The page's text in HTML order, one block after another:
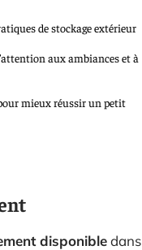
de stockage extérieur
aux ambiances et à
mieux réussir un petit
disponibledans